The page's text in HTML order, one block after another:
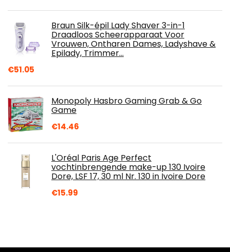
Braun Silk-épil Lady Shaver 3-in-1
Draadloos Scheerapparaat Voor
Vrouwen, Ontharen Dames, Ladyshave &
Epilady, Trimmer…
€51.05
Monopoly Hasbro Gaming Grab & Go
Game
€14.46
L'Oréal Paris Age Perfect
vochtinbrengende make-up 130 Ivoire
Dore, LSF 17, 30 ml Nr. 130 in Ivoire Dore
€15.99